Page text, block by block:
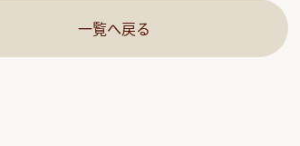
一覧へ戻る